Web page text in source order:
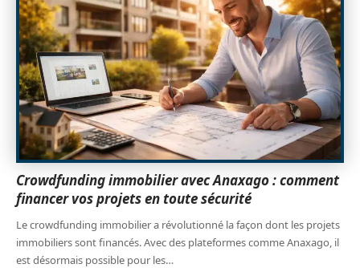
Crowdfunding immobilier avec Anaxago : comment
financer vos projets en toute sécurité
Le crowdfunding immobilier a révolutionné la façon dont les projets
immobiliers sont financés. Avec des plateformes comme Anaxago, il
est désormais possible pour les…